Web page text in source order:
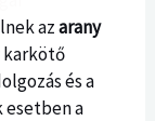
azarany
karkötő
és a
esetben a